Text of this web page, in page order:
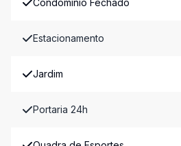
Condomínio Fechado
Estacionamento
Jardim
Portaria 24h